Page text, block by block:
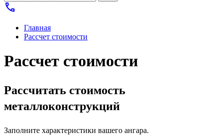
call
Главная
Рассчет стоимости
Рассчет стоимости
Рассчитать стоимость
металлоконструкций
Заполните характеристики вашего ангара.